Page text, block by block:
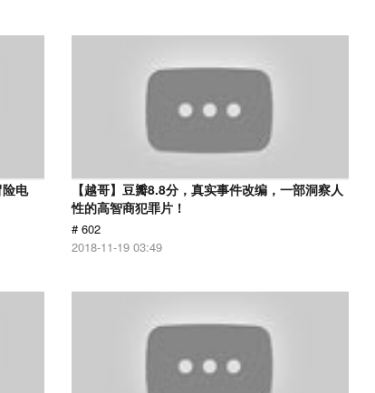
险电
【越哥】豆瓣8.8分，真实事件改编，一部洞察人
性的高智商犯罪片！
# 602
2018-11-19 03:49